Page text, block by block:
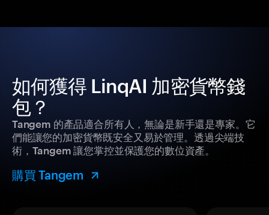
如何獲得 LinqAI 加密貨幣錢
包？
Tangem 的產品適合所有人，無論是新手還是專家。它
們能讓您的加密貨幣既安全又易於管理。透過尖端技
術，Tangem 讓您掌控並保護您的數位資產。
購買 Tangem